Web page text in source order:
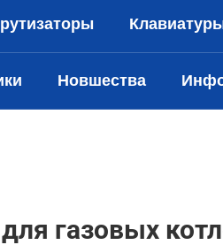
Новшества
газовых